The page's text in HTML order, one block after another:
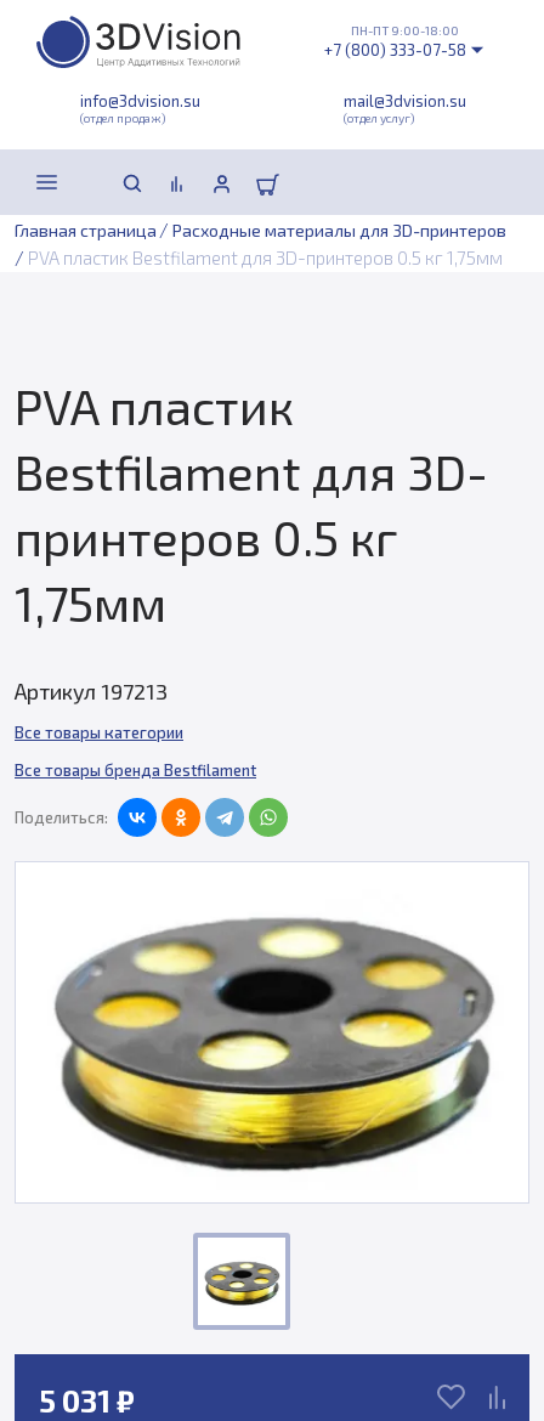
info@3dvision.su
(отдел продаж)
mail@3dvision.su
(отдел услуг)
ПН-ПТ 9:00-18:00
+7 (800) 333-07-58
Главная страница / Расходные материалы для 3D-принтеров
/ PVA пластик Bestfilament для 3D-принтеров 0.5 кг 1,75мм
PVA пластик
Bestfilament для 3D-
принтеров 0.5 кг
1,75мм
Артикул 197213
Все товары категории
Все товары бренда Bestfilament
Поделиться:
5 031 ₽